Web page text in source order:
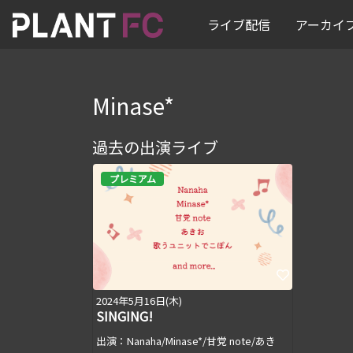
ライブ配信 アーカイ
Minase*
過去の出演ライブ
プレミアム
2024年5月16日(木)
SINGING!
出演：Nanaha/Minase*/甘党 note/あき